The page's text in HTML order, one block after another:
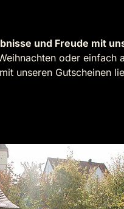
und Freude mit
oder einfach
unseren Gutscheinen